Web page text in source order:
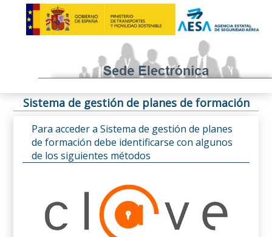
Sistema de gestión de planes de formación
Para acceder a Sistema de gestión de planes
de formación debe identificarse con algunos
de los siguientes métodos